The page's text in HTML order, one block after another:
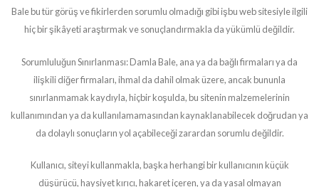
Bale bu tür görüş ve fikirlerden sorumlu olmadığı gibi işbu web sitesiyle ilgili
hiç bir şikâyeti araştırmak ve sonuçlandırmakla da yükümlü değildir.
Sorumluluğun Sınırlanması: Damla Bale, ana ya da bağlı firmaları ya da
ilişkili diğer firmaları, ihmal da dahil olmak üzere, ancak bununla
sınırlanmamak kaydıyla, hiçbir koşulda, bu sitenin malzemelerinin
kullanımından ya da kullanılamamasından kaynaklanabilecek doğrudan ya
da dolaylı sonuçların yol açabileceği zarardan sorumlu değildir.
Kullanıcı, siteyi kullanmakla, başka herhangi bir kullanıcının küçük
düşürücü, haysiyet kırıcı, hakaret içeren, ya da yasal olmayan